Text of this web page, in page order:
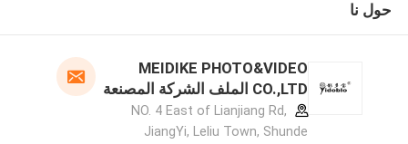
حول نا
MEIDIKE PHOTO&VIDEO
CO.,LTD الملف الشركة المصنعة
NO. 4 East of Lianjiang Rd,
JiangYi, Leliu Town, Shunde